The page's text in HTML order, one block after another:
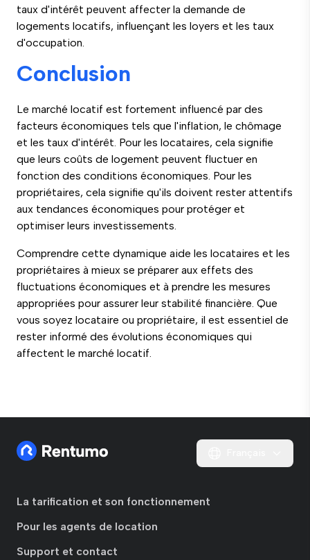
taux d'intérêt peuvent affecter la demande de
logements locatifs, influençant les loyers et les taux
d'occupation.
Conclusion
Le marché locatif est fortement influencé par des
facteurs économiques tels que l'inflation, le chômage
et les taux d'intérêt. Pour les locataires, cela signifie
que leurs coûts de logement peuvent fluctuer en
fonction des conditions économiques. Pour les
propriétaires, cela signifie qu'ils doivent rester attentifs
aux tendances économiques pour protéger et
optimiser leurs investissements.
Comprendre cette dynamique aide les locataires et les
propriétaires à mieux se préparer aux effets des
fluctuations économiques et à prendre les mesures
appropriées pour assurer leur stabilité financière. Que
vous soyez locataire ou propriétaire, il est essentiel de
rester informé des évolutions économiques qui
affectent le marché locatif.
La tarification et son fonctionnement
Pour les agents de location
Support et contact